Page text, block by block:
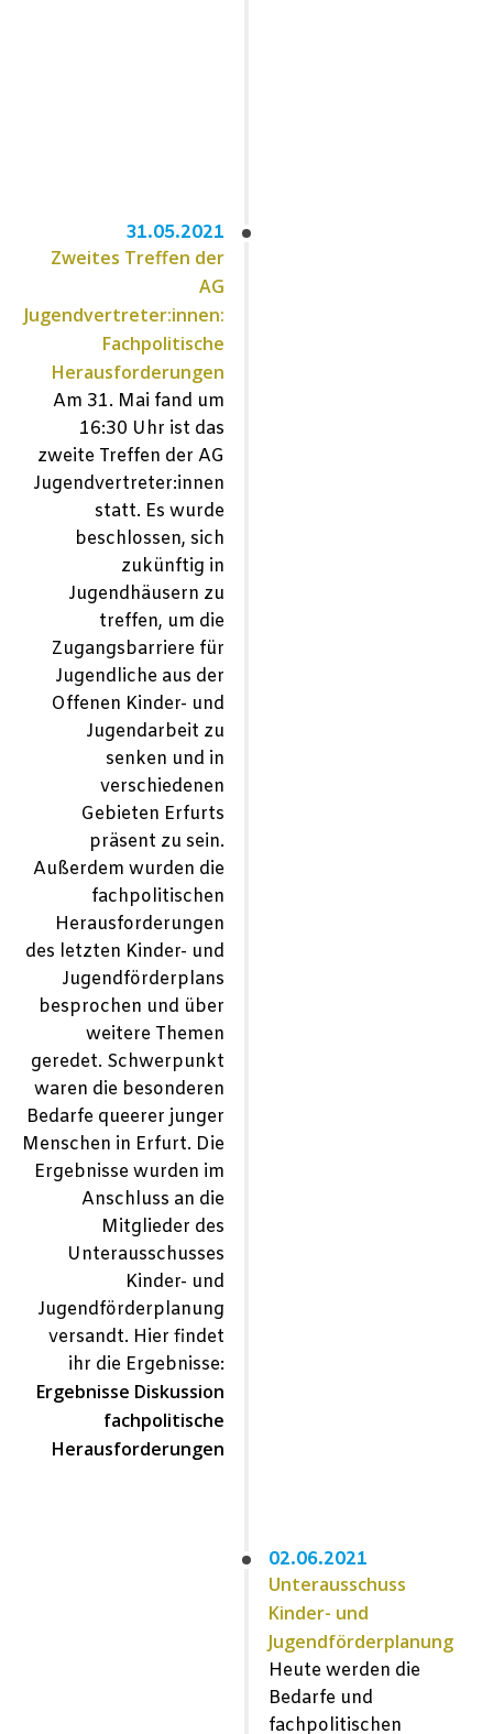
31.05.2021
Zweites Treffen der
AG
Jugendvertreter:innen:
Fachpolitische
Herausforderungen
Am 31. Mai fand um
16:30 Uhr ist das
zweite Treffen der AG
Jugendvertreter:innen
statt. Es wurde
beschlossen, sich
zukünftig in
Jugendhäusern zu
treffen, um die
Zugangsbarriere für
Jugendliche aus der
Offenen Kinder- und
Jugendarbeit zu
senken und in
verschiedenen
Gebieten Erfurts
präsent zu sein.
Außerdem wurden die
fachpolitischen
Herausforderungen
des letzten Kinder- und
Jugendförderplans
besprochen und über
weitere Themen
geredet. Schwerpunkt
waren die besonderen
Bedarfe queerer junger
Menschen in Erfurt. Die
Ergebnisse wurden im
Anschluss an die
Mitglieder des
Unterausschusses
Kinder- und
Jugendförderplanung
versandt. Hier findet
ihr die Ergebnisse:
Ergebnisse Diskussion
fachpolitische
Herausforderungen
02.06.2021
Unterausschuss
Kinder- und
Jugendförderplanung
Heute werden die
Bedarfe und
fachpolitischen